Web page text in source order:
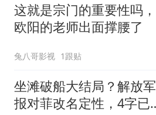
这就是宗门的重要性吗，
欧阳的老师出面撑腰了
兔八哥影视 1跟贴
坐滩破船大结局？解放军
报对菲改名定性，4字已